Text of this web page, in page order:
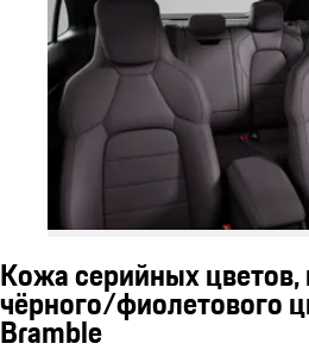
Кожа серийных цветов,
чёрного/фиолетового
Bramble